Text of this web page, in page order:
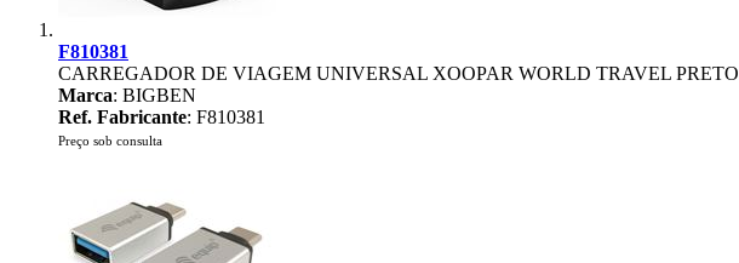
F810381
CARREGADOR DE VIAGEM UNIVERSAL XOOPAR WORLD TRAVEL PRETO
Marca: BIGBEN
Ref. Fabricante: F810381
Preço sob consulta